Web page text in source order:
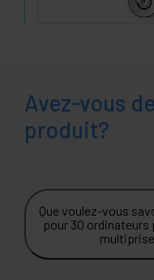
Avez-vous
produit?
Que voulez-vous
pour 30